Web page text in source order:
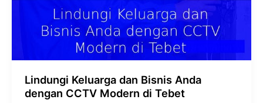
Lindungi Keluarga dan Bisnis Anda
dengan CCTV Modern di Tebet